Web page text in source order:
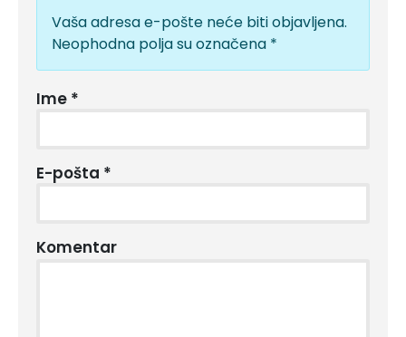
Vaša adresa e-pošte neće biti objavljena.
Neophodna polja su označena *
Ime *
E-pošta *
Komentar